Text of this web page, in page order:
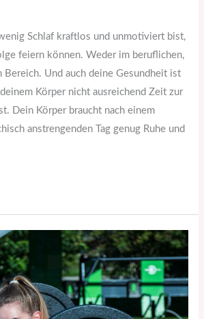
Schlaf kraftlos und unmotiviert bist,
feiern können. Weder im beruflichen,
Bereich. Und auch deine Gesundheit ist
Körper nicht ausreichend Zeit zur
Dein Körper braucht nach einem
anstrengenden Tag genug Ruhe und